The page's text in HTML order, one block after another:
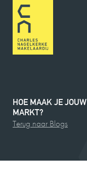
HOE MAAK JE JOUW
MARKT?
Terug naar Blogs